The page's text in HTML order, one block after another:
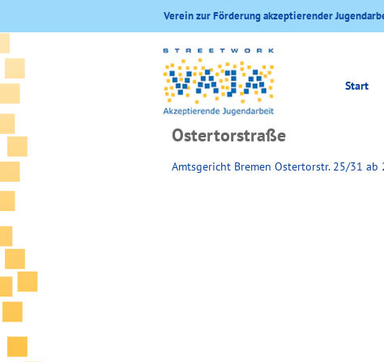
Verein zur Förderung akzeptierender
Start
Ostertorstraße
Amtsgericht Bremen Ostertorstr. 25/31